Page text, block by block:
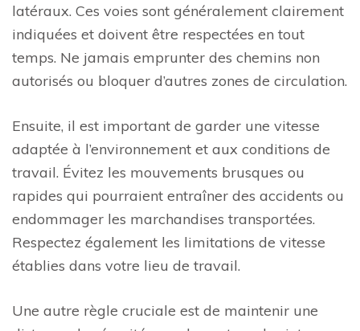
latéraux. Ces voies sont généralement clairement
indiquées et doivent être respectées en tout
temps. Ne jamais emprunter des chemins non
autorisés ou bloquer d’autres zones de circulation.
Ensuite, il est important de garder une vitesse
adaptée à l’environnement et aux conditions de
travail. Évitez les mouvements brusques ou
rapides qui pourraient entraîner des accidents ou
endommager les marchandises transportées.
Respectez également les limitations de vitesse
établies dans votre lieu de travail.
Une autre règle cruciale est de maintenir une